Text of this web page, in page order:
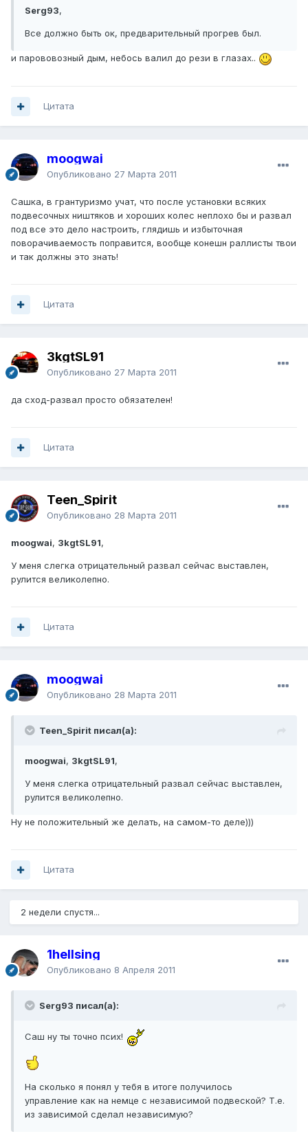
Serg93,
Все должно быть ок, предварительный прогрев был.
и парововозный дым, небось валил до рези в глазах..
Цитата
moogwai
Опубликовано 27 Марта 2011
Сашка, в грантуризмо учат, что после установки всяких
подвесочных ништяков и хороших колес неплохо бы и развал
под все это дело настроить, глядишь и избыточная
поворачиваемость поправится, вообще конешн раллисты твои
и так должны это знать!
Цитата
3kgtSL91
Опубликовано 27 Марта 2011
да сход-развал просто обязателен!
Цитата
Teen_Spirit
Опубликовано 28 Марта 2011
moogwai, 3kgtSL91,
У меня слегка отрицательный развал сейчас выставлен,
рулится великолепно.
Цитата
moogwai
Опубликовано 28 Марта 2011
Teen_Spirit писал(а):
moogwai, 3kgtSL91,
У меня слегка отрицательный развал сейчас выставлен,
рулится великолепно.
Ну не положительный же делать, на самом-то деле)))
Цитата
2 недели спустя...
1hellsing
Опубликовано 8 Апреля 2011
Serg93 писал(а):
Саш ну ты точно псих!
На сколько я понял у тебя в итоге получилось
управление как на немце с независимой подвеской? Т.е.
из зависимой сделал независимую?